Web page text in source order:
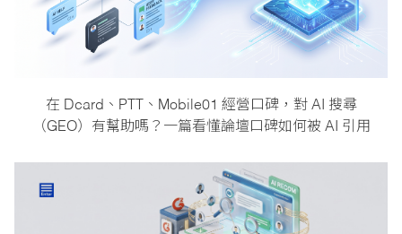
在 Dcard、PTT、Mobile01 經營口碑，對 AI 搜尋
（GEO）有幫助嗎？一篇看懂論壇口碑如何被 AI 引用